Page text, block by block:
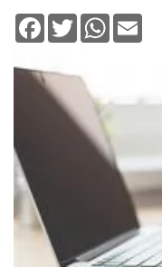
Facebook
TwitterWhatsApp